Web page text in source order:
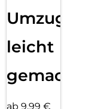
Umzug
leicht
gemacht!
ab 9,99 €